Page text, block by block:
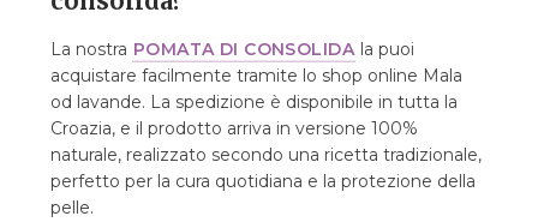
9. FAQ – domande frequenti
9.1. Quanto costa la pomata di consolida?
9.2. Quanto dura una confezione?
9.3. Scadenza?
9.4. È sicura per i bambini?
9.5. Si può usare in gravidanza/allattamento?
La nostra POMATA DI CONSOLIDAla puoi
acquistare facilmente tramite lo shop online Mala
od lavande. La spedizione è disponibile in tutta la
Croazia, e il prodotto arriva in versione 100%
naturale, realizzato secondo una ricetta tradizionale,
perfetto per la cura quotidiana e la protezione della
pelle.